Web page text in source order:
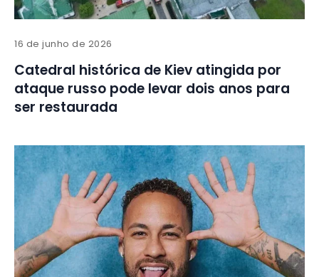
16 de junho de 2026
Catedral histórica de Kiev atingida por
ataque russo pode levar dois anos para
ser restaurada